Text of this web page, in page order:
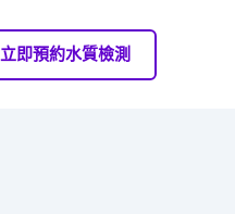
立即預約水質檢測